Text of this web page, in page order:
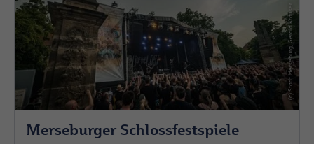
(c) Stadt Merseburg, Gerald Krauser
Merseburger Schlossfestspiele